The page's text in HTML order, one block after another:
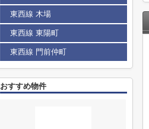
東西線 木場
東西線 東陽町
東西線 門前仲町
おすすめ物件